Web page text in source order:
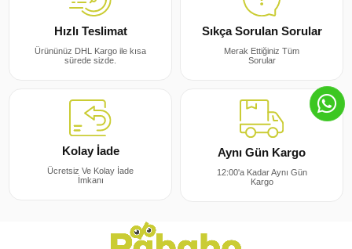
Hızlı Teslimat
Ürününüz DHL Kargo ile kısa
sürede sizde.
Sıkça Sorulan Sorular
Merak Ettiğiniz Tüm
Sorular
Kolay İade
Ücretsiz Ve Kolay İade
İmkanı
Aynı Gün Kargo
12:00'a Kadar Aynı Gün
Kargo